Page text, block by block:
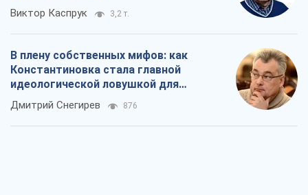
Виктор Каспрук 3,2 т.
В плену собственных мифов: как
Константиновка стала главной
идеологической ловушкой для
российских оккупантов
Дмитрий Снегирев 876